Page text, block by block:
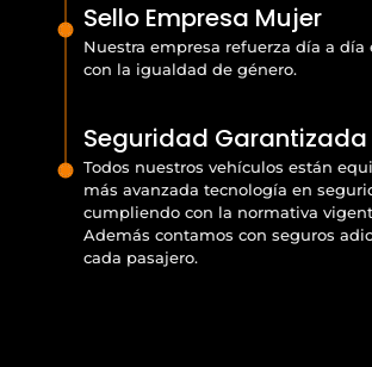
Sello Empresa Mujer
Nuestra empresa refuerza día a
con la igualdad de género.
Seguridad Garantizada
Todos nuestros vehículos están
más avanzada tecnología en
cumpliendo con la normativa
Además contamos con seguros
cada pasajero.